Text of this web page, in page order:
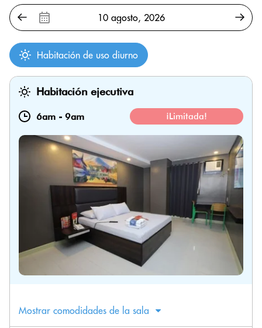
Habitación de uso diurno
Habitación ejecutiva
6am - 9am ¡Limitada!
Mostrar comodidades de la sala